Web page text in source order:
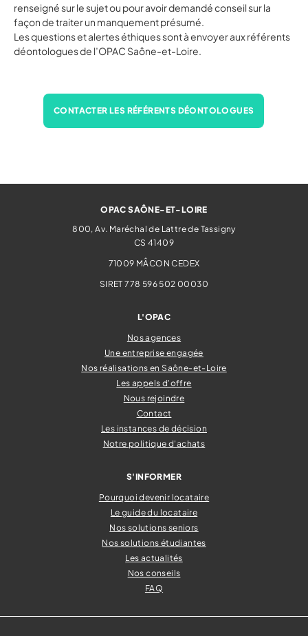
renseigné sur le sujet ou pour avoir demandé conseil sur la
façon de traiter un manquement présumé.
Les questions et alertes éthiques sont à envoyer aux référents
déontologues de l’OPAC Saône-et-Loire.
CONTACTER LES RÉFÉRENTS DÉONTOLOGUES
OPAC SAÔNE-ET-LOIRE
800, Av. Maréchal de Lattre de Tassigny
CS 41409
71009 MÂCON CEDEX
SIRET 778 596 502 00030
L'OPAC
Nos agences
Une entreprise engagée
Nos réalisations en Saône-et-Loire
Les appels d'offre
Nous rejoindre
Contact
Les instances de décision
Notre politique d'achats
S'INFORMER
Pourquoi devenir locataire
Le guide du locataire
Nos solutions seniors
Nos solutions étudiantes
Les actualités
Nos conseils
FAQ